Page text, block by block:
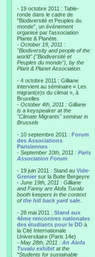
- 19 octobre 2011 : Table-
ronde dans le cadre de
"Biodiversité et Peuples du
monde", un événement
organisé par l'association
Plante & Planète.
- October 19, 2011 :
"Biodiversity and people of the
world" ("Biodiversité et
Peuples du monde"), by the
Plant & Planet Association.
- 4 octobre 2011 : Gilliane
intervient au séminaire « Les
migrant(e)s du climat », à
Bruxelles
- October 4th, 2011 : Gilliane
is a keyspeaker at the
"Climate Migrants" seminar in
Brussels
- 10 septembre 2011 : Forum
des Associations
Parisiennes
- September 10th, 2011 : Paris
Association Forum
- 19 juin 2011 : Stand au Vide-
Grenier sur la Butte Bergeyre
- June 19th, 2011 : Gilliane
and Fanny are Alofa Tuvalu
booth keepers in the context
ofthe hill back yard sale
- 28 mai 2011 : Stand aux
4ème rencontres nationales
des étudiants pour le DD à
la Cité Internationale
Universitaire (Paris 14e)
- May 28th, 2011 : An Alofa
Tuvalu exhibit at the
“Students for sustainable